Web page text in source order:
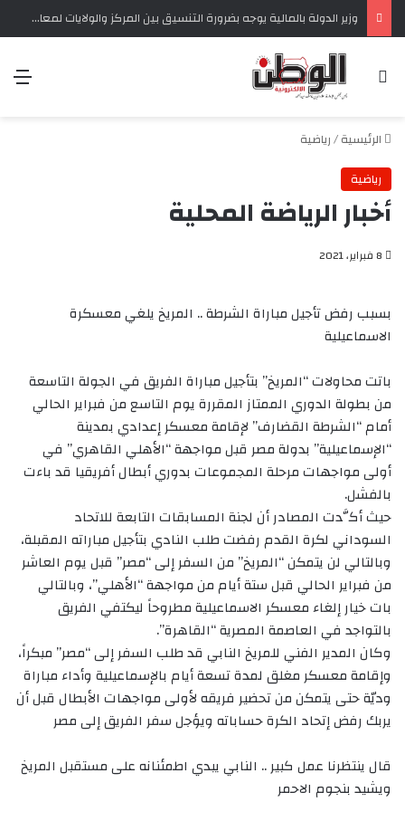
بحث عن
الرئيسية/رياضية
رياضية
أخبار الرياضة المحلية
8 فبراير، 2021
بسبب رفض تأجيل مباراة الشرطة .. المريخ يلغي معسكرة
الاسماعيلية
باتت محاولات “المريخ” بتأجيل مباراة الفريق في الجولة التاسعة
من بطولة الدوري الممتاز المقررة يوم التاسع من فبراير الحالي
أمام “الشرطة القضارف” لإقامة معسكر إعدادي بمدينة
“الإسماعيلية” بدولة مصر قبل مواجهة “الأهلي القاهري” في
أولى مواجهات مرحلة المجموعات بدوري أبطال أفريقيا قد باءت
بالفشل.
حيث أكَّدت المصادر أن لجنة المسابقات التابعة للاتحاد
السوداني لكرة القدم رفضت طلب النادي بتأجيل مباراته المقبلة،
وبالتالي لن يتمكن “المريخ” من السفر إلى “مصر” قبل يوم العاشر
من فبراير الحالي قبل ستة أيام من مواجهة “الأهلي”، وبالتالي
بات خيار إلغاء معسكر الاسماعيلية مطروحاً ليكتفي الفريق
بالتواجد في العاصمة المصرية “القاهرة”.
وكان المدير الفني للمريخ النابي قد طلب السفر إلى “مصر” مبكراً،
وإقامة معسكر مغلق لمدة تسعة أيام بالإسماعيلية وأداء مباراة
وديّة حتى يتمكن من تحضير فريقه لأولى مواجهات الأبطال قبل أن
يربك رفض إتحاد الكرة حساباته ويؤجل سفر الفريق إلى مصر
قال ينتظرنا عمل كبير .. النابي يبدي اطمئنانه على مستقبل المريخ
ويشيد بنجوم الاحمر